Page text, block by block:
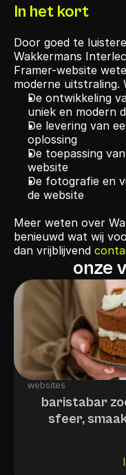
In het kort
Door goed te
Wakkermans
Framer-website
moderne uitstraling.
De ontwikkeling
uniek en modern
De levering van
oplossing
De toepassing
website
De fotografie en
de website
Meer weten over
benieuwd wat wij
dan vrijblijvend
onze
websites
baristabar
sfeer,